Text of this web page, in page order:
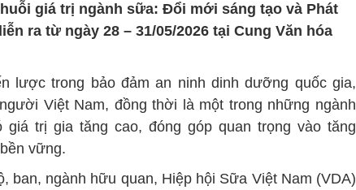
giá trị ngành sữa: Đổi mới sáng tạo và Phát
ra từ ngày 28 – 31/05/2026 tại Cung Văn hóa
lược trong bảo đảm an ninh dinh dưỡng quốc gia,
Việt Nam, đồng thời là một trong những ngành
giá trị gia tăng cao, đóng góp quan trọng vào tăng
vững.
ban, ngành hữu quan, Hiệp hội Sữa Việt Nam (VDA)